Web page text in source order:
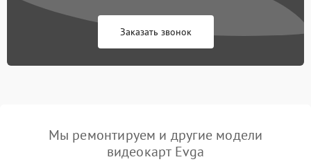
Заказать звонок
Мы ремонтируем и другие модели
видеокарт Evga